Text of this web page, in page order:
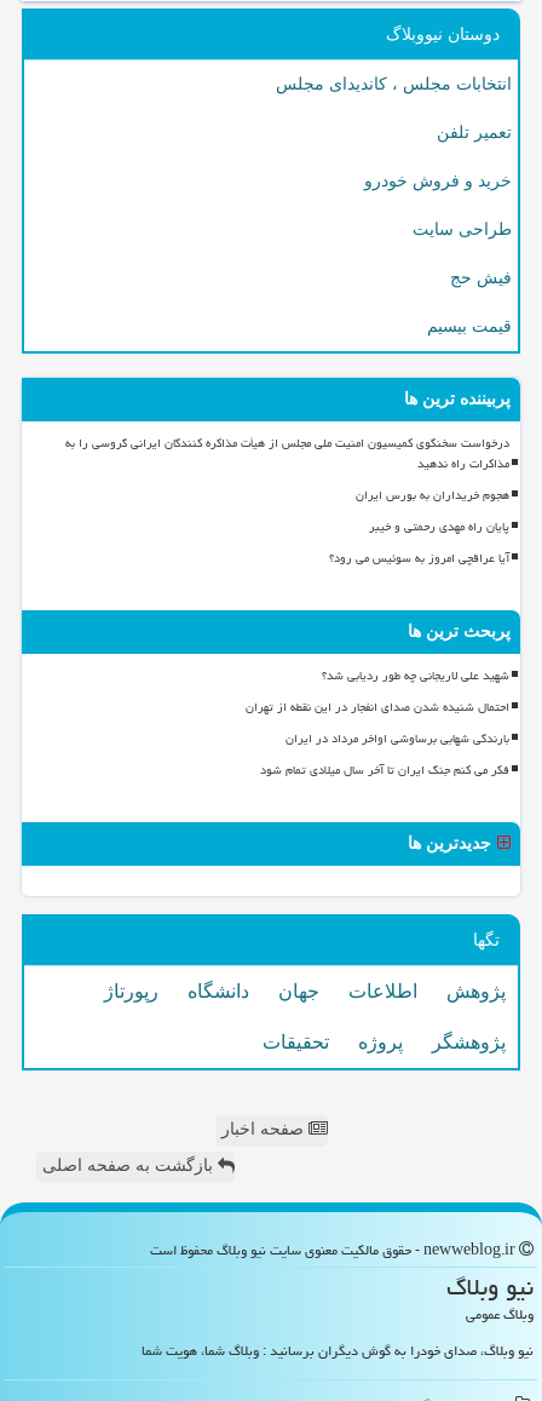
دوستان نیووبلاگ
انتخابات مجلس ، کاندیدای مجلس
تعمیر تلفن
خرید و فروش خودرو
طراحی سایت
فیش حج
قیمت بیسیم
پربیننده ترین ها
درخواست سخنگوی کمیسیون امنیت ملی مجلس از هیأت مذاکره کنندگان ایرانی گروسی را به
مذاکرات راه ندهید
هجوم خریداران به بورس ایران
پایان راه مهدی رحمتی و خیبر
آیا عراقچی امروز به سوئیس می رود؟
پربحث ترین ها
شهید علی لاریجانی چه طور ردیابی شد؟
احتمال شنیده شدن صدای انفجار در این نقطه از تهران
بارندگی شهابی برساوشی اواخر مرداد در ایران
فکر می کنم جنگ ایران تا آخر سال میلادی تمام شود
جدیدترین ها
تگها
پژوهش اطلاعات جهان دانشگاه رپورتاژ
پژوهشگر پروژه تحقیقات
صفحه اخبار
بازگشت به صفحه اصلی
نیو وبلاگ
وبلاگ عمومی
نیو وبلاگ، صدای خودرا به گوش دیگران برسانید : وبلاگ شما، هویت شما